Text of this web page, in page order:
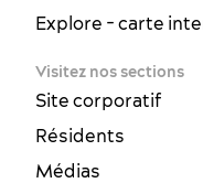
Explore - carte
Visitez nos sections
Site corporatif
Résidents
Médias